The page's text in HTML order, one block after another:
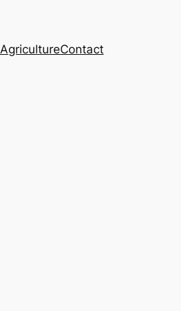
AgricultureContact